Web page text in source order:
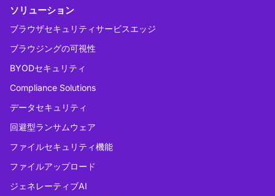
ソリューション
ブラウザセキュリティサービスエッジ
ブラウジングの可視性
BYODセキュリティ
Compliance Solutions
データセキュリティ
回避型ランサムウェア
ファイルセキュリティ機能
ファイルアップロード
ジェネレーティブAI